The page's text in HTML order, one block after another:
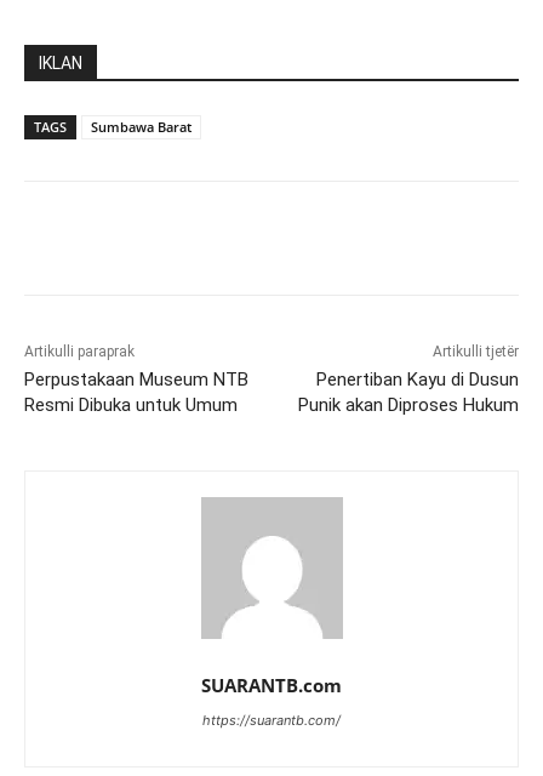
IKLAN
TAGS Sumbawa Barat
Artikulli paraprak
Perpustakaan Museum NTB
Resmi Dibuka untuk Umum
Artikulli tjetër
Penertiban Kayu di Dusun
Punik akan Diproses Hukum
SUARANTB.com
https://suarantb.com/